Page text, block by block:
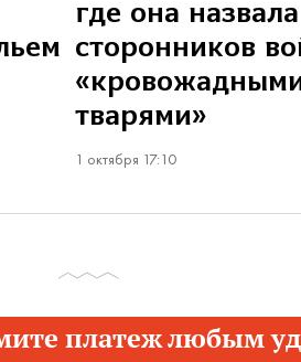
где она назвала
сторонников
тварями»
1 октября 17:10
платеж любым